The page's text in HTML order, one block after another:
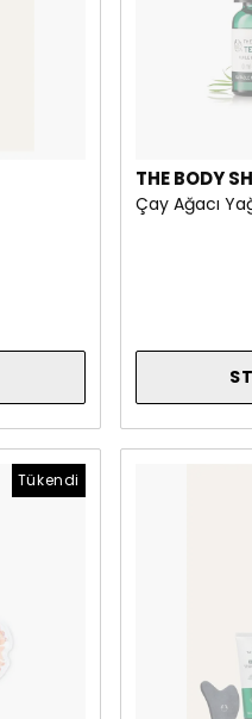
THE BODY
Çay Ağacı
Tükendi